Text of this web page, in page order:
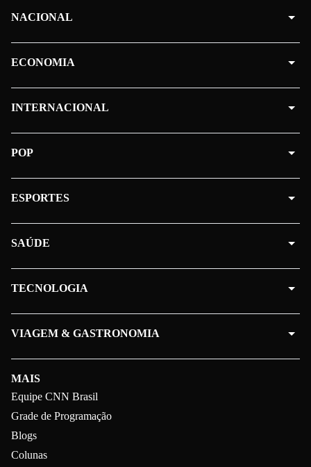
MAIS
Equipe CNN Brasil
Grade de Programação
Blogs
Colunas
NACIONAL
ECONOMIA
INTERNACIONAL
POP
ESPORTES
SAÚDE
TECNOLOGIA
VIAGEM & GASTRONOMIA